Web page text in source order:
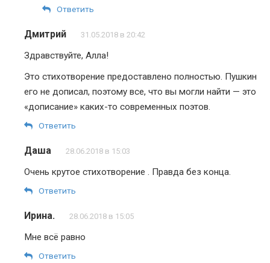
Ответить
Дмитрий 31.05.2018 в 20:42
Здравствуйте, Алла!
Это стихотворение предоставлено полностью. Пушкин
его не дописал, поэтому все, что вы могли найти — это
«дописание» каких-то современных поэтов.
Ответить
Даша 28.06.2018 в 15:03
Очень крутое стихотворение . Правда без конца.
Ответить
Ирина. 28.06.2018 в 15:05
Мне всё равно
Ответить